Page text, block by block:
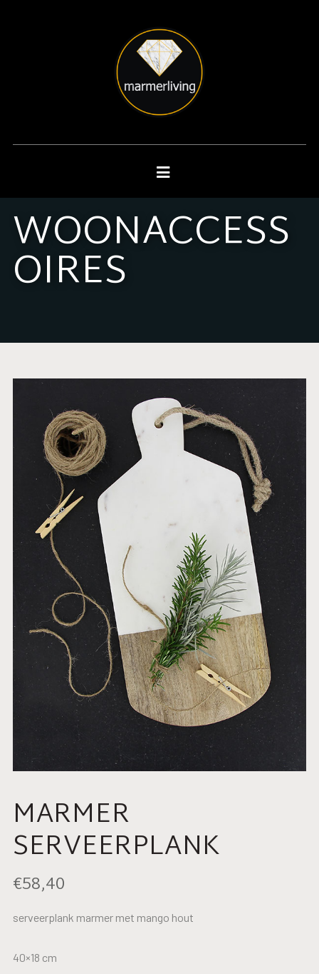
WOONACCESS
OIRES
MARMER
SERVEERPLANK
€58,40
serveerplank marmer met mango hout
40×18 cm